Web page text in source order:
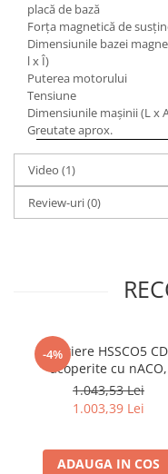
Standuri pentru
Unelte striere
placă de bază
Forța magnetică de
Dimensiunile bazei
l x Î)
Puterea motorului
Tensiune
Dimensiunile mașinii (L x
Greutate aprox.
Video (1)
Review-uri(0)
-4%
Carotiere HSSCO5
acoperite cu nACO,
14/18/22 mm,
gaurire 30 mm, set de
1.043,53 Lei
1.003,39 Lei
ADAUGA IN COS